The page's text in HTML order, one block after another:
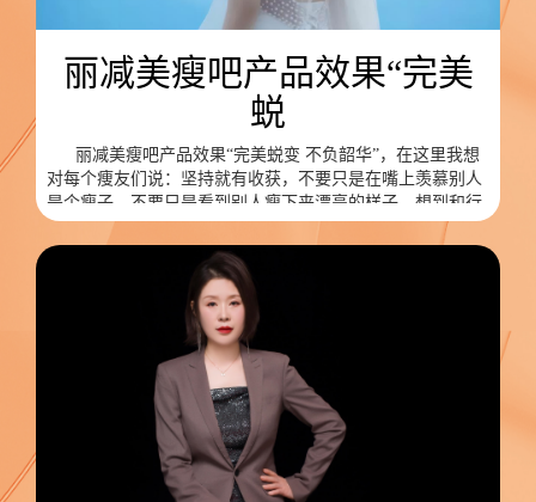
丽减美瘦吧产品效果“完美
蜕
丽减美瘦吧产品效果“完美蜕变 不负韶华”，在这里我想
对每个痩友们说：坚持就有收获，不要只是在嘴上羡慕别人
是个瘦子，不要只是看到别人瘦下来漂亮的样子，想到和行
动一致才能有收获，只有瘦下来你才能发现原来减肥在丽减
美瘦吧可以如此简单！